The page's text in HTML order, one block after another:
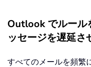
Outlook でルール
ッセージを遅延さ
すべてのメールを頻繁